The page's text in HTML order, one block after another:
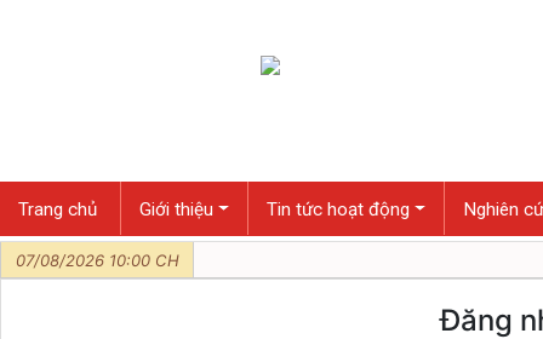
07/08/2026 10:00 CH
Trang chủ Giới thiệu Tin tức hoạt động Nghiên
Đăng